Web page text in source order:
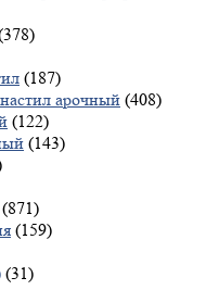
(187)
арочный (408)
(122)
(143)
(871)
(159)
(31)